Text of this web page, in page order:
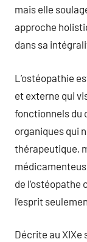
mais elle
approche
dans sa
L’ostéopathie
et externe qui
fonctionnels du
organiques qui
thérapeutique,
de l’ostéopathe
l’esprit
Décrite au XIXe